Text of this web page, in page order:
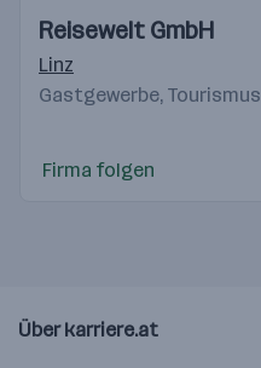
Videos
Einblicke
Einblicke
Reisewelt GmbH
Linz
Gastgewerbe, Tourismus
Firma folgen
Über karriere.at